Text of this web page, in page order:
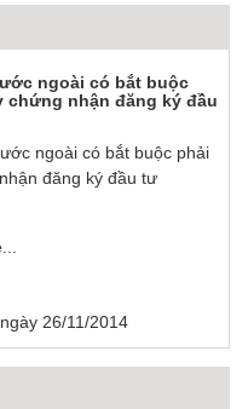
ngoài có bắt buộc
nhận đăng ký đầu
26/11/2014